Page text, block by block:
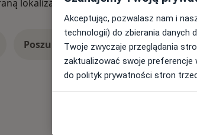
lokalizację lub wypróbuj konsultacje
Poszukaj konsultacji online
Akceptując, pozwalasz nam i
technologii) do zbierania
Twoje zwyczaje przeglądania
zaktualizować swoje preferencje
do polityk prywatności stron